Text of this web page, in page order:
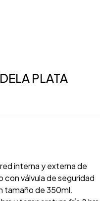
PLATA
interna y externa de
con válvula de seguridad
tamaño de 350ml.